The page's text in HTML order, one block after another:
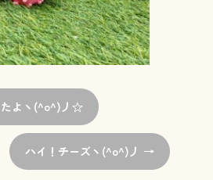
たよヽ(^o^)丿☆
ハイ！チーズヽ(^o^)丿 →